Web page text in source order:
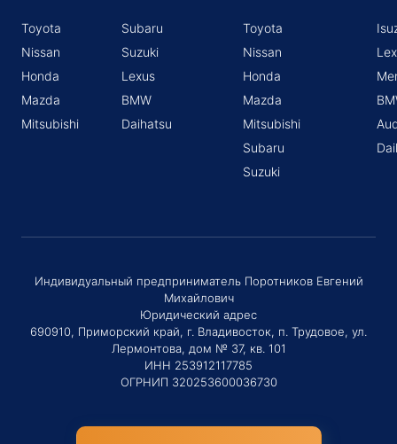
Toyota
Nissan
Honda
Mazda
Mitsubishi
Subaru
Suzuki
Lexus
BMW
Daihatsu
Toyota
Nissan
Honda
Mazda
Mitsubishi
Subaru
Suzuki
Индивидуальный предприниматель Поротников Евгений
Михайлович
Юридический адрес
690910, Приморский край, г. Владивосток, п. Трудовое, ул.
Лермонтова, дом № 37, кв. 101
ИНН 253912117785
ОГРНИП 320253600036730